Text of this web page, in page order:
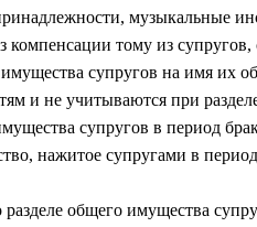
музыкальные
компенсации тому из
супругов на имя их
и не учитываются при
супругов в период
нажитое супругами в
общего имущества